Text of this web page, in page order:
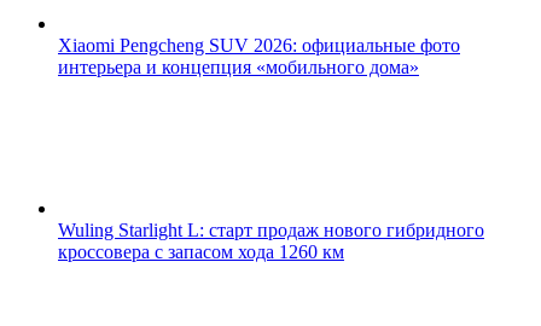
Xiaomi Pengcheng SUV 2026: официальные фото
интерьера и концепция «мобильного дома»
Wuling Starlight L: старт продаж нового гибридного
кроссовера с запасом хода 1260 км